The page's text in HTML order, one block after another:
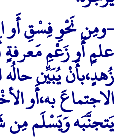
-ومِن نَحْوِ فِسْقِ أَو
علمٍ أَو زَعْمِ
زُهدٍ،بأَنْ يُبَيِّن
الاجتماعَ به،أَو
يَتجنَّبَه وَيَسْلَم مِن